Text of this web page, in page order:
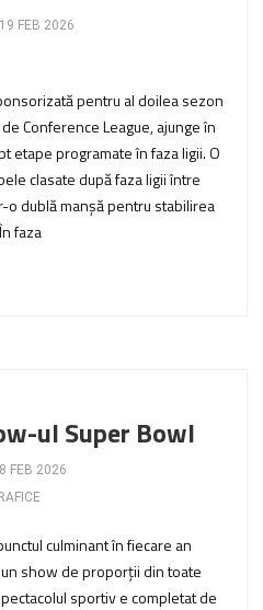
19 FEB 2026
pentru al doilea sezon
Conference League, ajunge în
etape programate în faza ligii. O
clasate după faza ligii între
dublă manșă pentru stabilirea
faza
ul Super Bowl
8 FEB 2026
culminant în fiecare an
show de proporții din toate
sportiv e completat de